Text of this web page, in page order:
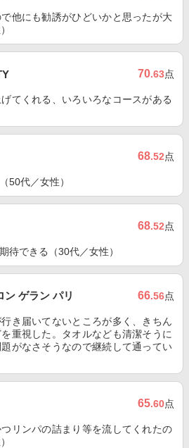
他にも勧誘がひどいかと思ったが大
70.63点
てくれる、いろいろなコースがある
68.52点
50代／女性）
68.52点
待できる（30代／女性）
ン ゲラン パリ 66.56点
き届いてないところが多く、きちん
重視した。タオルなども清潔そうに
がなさそうなので継続して通ってい
65.60点
リンパの詰まり等を流してくれたの